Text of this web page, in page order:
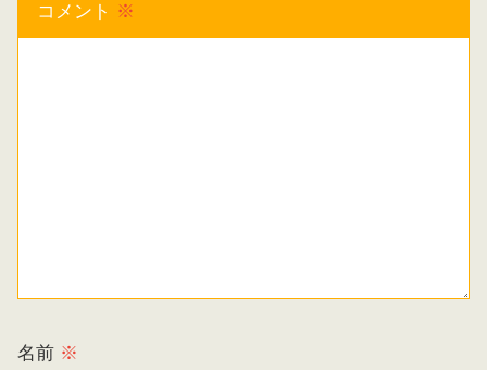
コメント ※
名前 ※